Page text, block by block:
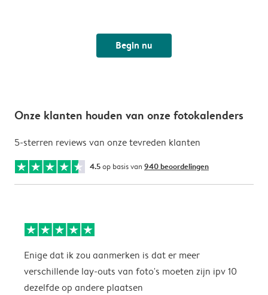
Begin nu
Onze klanten houden van onze fotokalenders
5-sterren reviews van onze tevreden klanten
4.5op basis van 940 beoordelingen
Enige dat ik zou aanmerken is dat er meer
verschillende lay-outs van foto's moeten zijn ipv 10
dezelfde op andere plaatsen